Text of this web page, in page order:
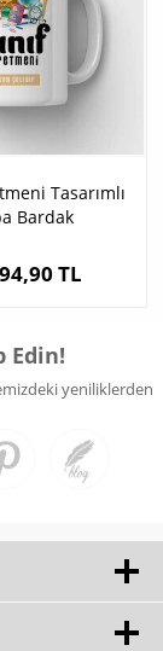
Tasarımlı
Bardak
TL
Edin!
yeniliklerden